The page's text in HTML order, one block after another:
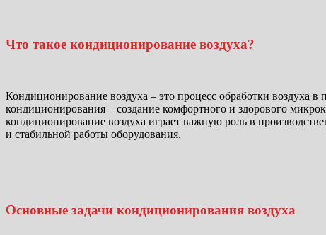
Что такое кондиционирование воздуха?
Кондиционирование воздуха – это процесс обработки воздуха
кондиционирования – создание комфортного и здорового
кондиционирование воздуха играет важную роль в
и стабильной работы оборудования.
Основные задачи кондиционирования воздуха